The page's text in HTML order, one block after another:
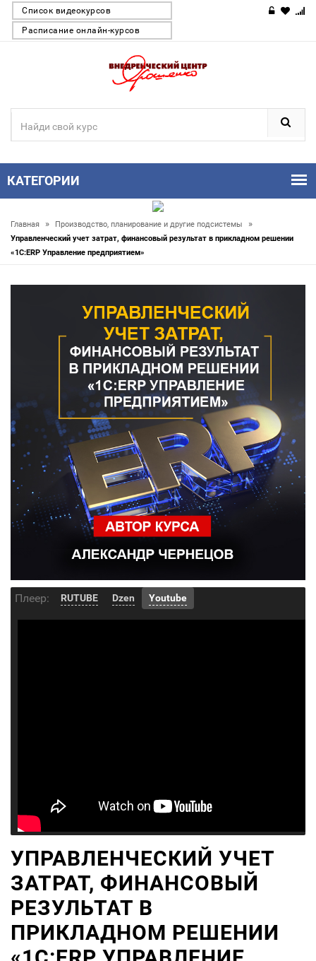
Список видеокурсов
Расписание онлайн-курсов
КАТЕГОРИИ
Главная » Производство, планирование и другие подсистемы »
Управленческий учет затрат, финансовый результат в прикладном решении
«1С:ERP Управление предприятием»
Плеер: RUTUBE Dzen Youtube
УПРАВЛЕНЧЕСКИЙ УЧЕТ
ЗАТРАТ, ФИНАНСОВЫЙ
РЕЗУЛЬТАТ В
ПРИКЛАДНОМ РЕШЕНИИ